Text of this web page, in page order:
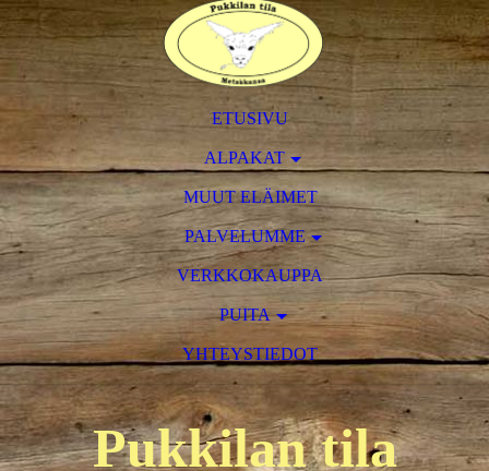
ETUSIVU
ALPAKAT
MUUT ELÄIMET
PALVELUMME
VERKKOKAUPPA
PUITA
YHTEYSTIEDOT
Pukkilan tila